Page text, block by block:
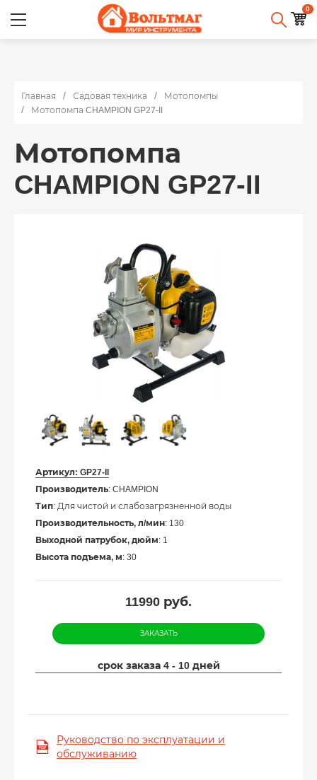
0
Главная Садовая техника
Мотопомпы
Мотопомпа CHAMPION GP27-II
Мотопомпа
CHAMPION GP27-II
Артикул: GP27-II
Производитель: CHAMPION
Тип: Для чистой и слабозагрязненной воды
Производительность, л/мин: 130
Выходной патрубок, дюйм: 1
Высота подъема, м: 30
11990 руб.
ЗАКАЗАТЬ
срок заказа 4 - 10 дней
Руководство по эксплуатации и
обслуживанию